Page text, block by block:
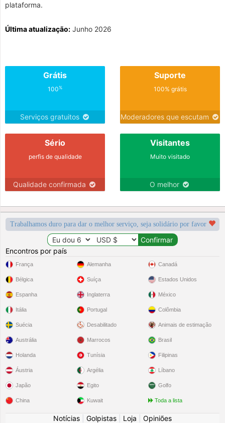
plataforma.
Última atualização: Junho 2026
Grátis
100%
Serviços gratuitos
Suporte
100% grátis
Moderadores que escutam
Sério
perfis de qualidade
Qualidade confirmada
Visitantes
Muito visitado
O melhor
Trabalhamos duro para dar o melhor serviço, seja solidário por favor
Encontros por país
França
Bélgica
Espanha
Itália
Suécia
Alemanha
Suíça
Inglaterra
Portugal
Desabilitado
Canadá
Estados Unidos
México
Colômbia
Animais de estimação
Austrália
Holanda
Áustria
Japão
China
Marrocos
Tunísia
Argélia
Egito
Kuwait
Brasil
Filipinas
Líbano
Golfo
Toda a lista
Notícias Golpistas Loja
Opiniões